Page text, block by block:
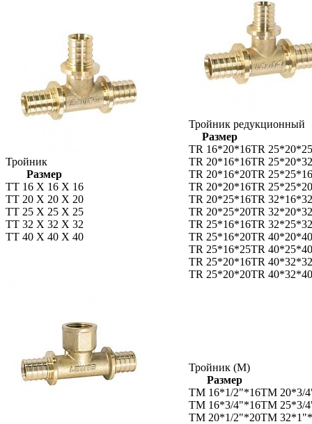
Тройник
Размер
TT 16 X 16 X 16
TT 20 X 20 X 20
TT 25 X 25 X 25
TT 32 X 32 X 32
TT 40 X 40 X 40
Тройник редукционный
Размер
TR 16*20*16TR 25*20*25
TR 20*16*16TR 25*20*32
TR 20*16*20TR 25*25*16
TR 20*20*16TR 25*25*20
TR 20*25*16TR 32*16*32
TR 20*25*20TR 32*20*32
TR 25*16*16TR 32*25*32
TR 25*16*20TR 40*20*40
TR 25*16*25TR 40*25*40
TR 25*20*16TR 40*32*32
TR 25*20*20TR 40*32*40
Тройник (M)
Размер
TM 16*1/2"*16TM 20*3/
TM 16*3/4"*16TM 25*3/
TM 20*1/2"*20TM